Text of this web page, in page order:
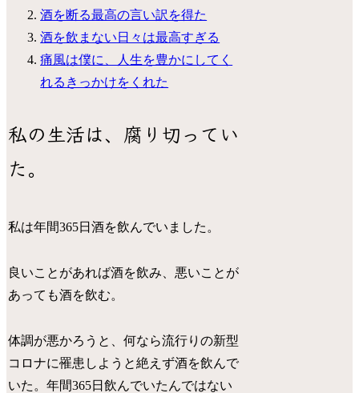
酒を断る最高の言い訳を得た
酒を飲まない日々は最高すぎる
痛風は僕に、人生を豊かにしてく
れるきっかけをくれた
私の生活は、腐り切ってい
た。
私は年間365日酒を飲んでいました。
良いことがあれば酒を飲み、悪いことが
あっても酒を飲む。
体調が悪かろうと、何なら流行りの新型
コロナに罹患しようと絶えず酒を飲んで
いた。年間365日飲んでいたんではない